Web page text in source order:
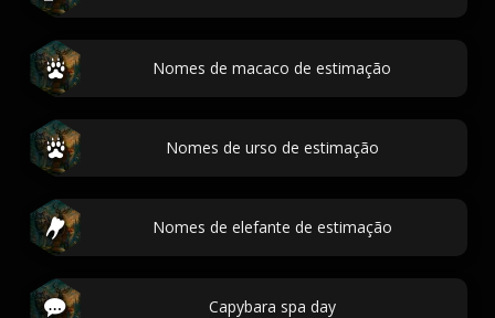
Nomes de macaco de estimação
Nomes de urso de estimação
Nomes de elefante de estimação
Capybara spa day